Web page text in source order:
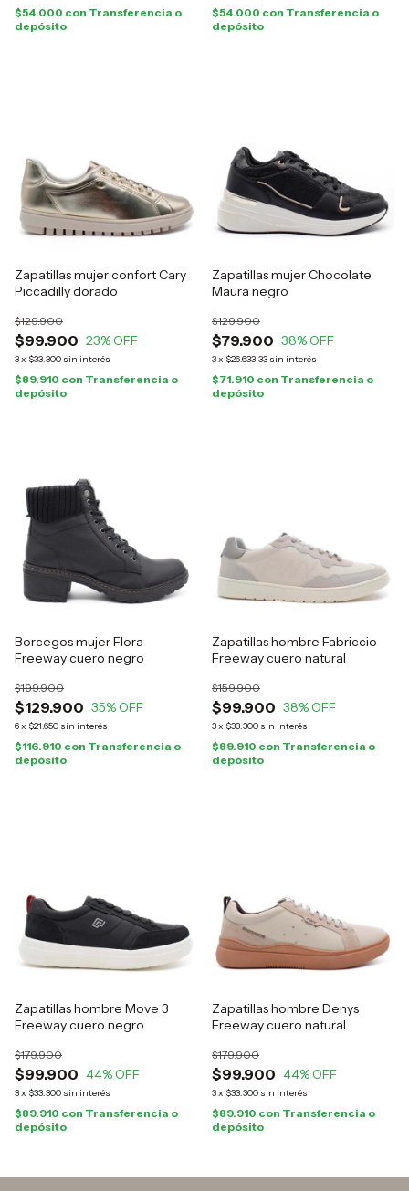
$54.000 con Transferencia o
depósito
$54.000 con Transferencia o
depósito
Zapatillas mujer confort Cary
Piccadilly dorado
$99.900
$129.900
23% OFF
3x $33.300 sin interés
$89.910 con Transferencia o
depósito
Zapatillas mujer Chocolate
Maura negro
$79.900
$129.900
38% OFF
3x $26.633,33 sin interés
$71.910 con Transferencia o
depósito
Borcegos mujer Flora
Freeway cuero negro
$129.900
$199.900
35% OFF
6x $21.650 sin interés
$116.910 con Transferencia o
depósito
Zapatillas hombre Fabriccio
Freeway cuero natural
$99.900
$159.900
38% OFF
3x $33.300 sin interés
$89.910 con Transferencia o
depósito
Zapatillas hombre Move 3
Freeway cuero negro
$99.900
$179.900
44% OFF
3x $33.300 sin interés
$89.910 con Transferencia o
depósito
Zapatillas hombre Denys
Freeway cuero natural
$99.900
$179.900
44% OFF
3x $33.300 sin interés
$89.910 con Transferencia o
depósito